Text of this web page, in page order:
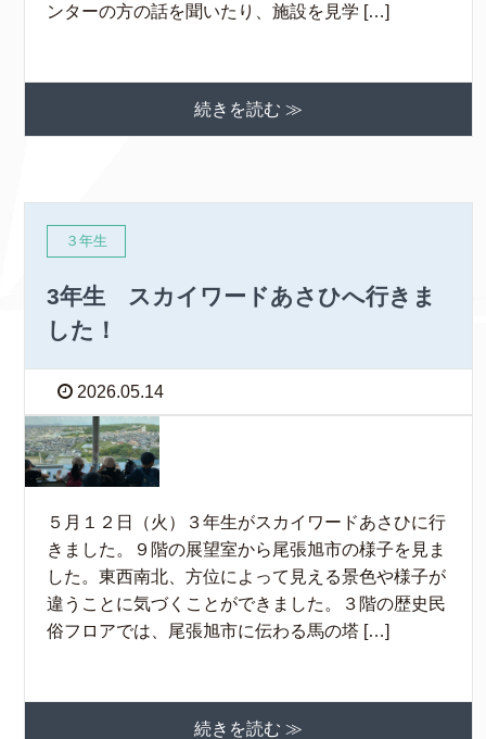
ンターの方の話を聞いたり、施設を見学 […]
続きを読む ≫
３年生
3年生 スカイワードあさひへ行きま
した！
2026.05.14
５月１２日（火）３年生がスカイワードあさひに行
きました。９階の展望室から尾張旭市の様子を見ま
した。東西南北、方位によって見える景色や様子が
違うことに気づくことができました。３階の歴史民
俗フロアでは、尾張旭市に伝わる馬の塔 […]
続きを読む ≫